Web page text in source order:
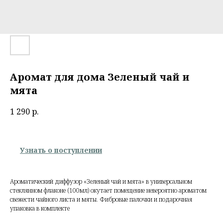
Аромат для дома Зеленый чай и
мята
1 290р.
Узнать о поступлении
Ароматический диффузор «Зеленый чай и мята» в универсальном
стеклянном флаконе (100мл) окутает помещение невероятно ароматом
свежести чайного листа и мяты. Фибровые палочки и подарочная
упаковка в комплекте